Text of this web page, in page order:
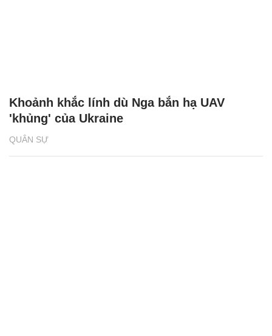
QUÂN SỰ
Khoảnh khắc lính dù Nga bắn hạ UAV
'khủng' của Ukraine